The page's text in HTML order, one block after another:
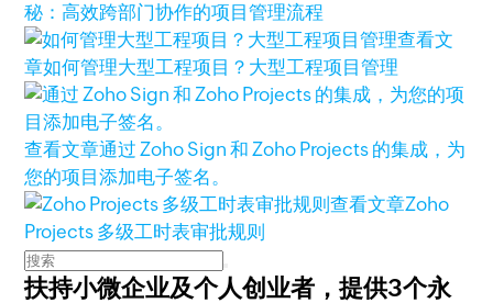
秘：高效跨部门协作的项目管理流程
查看文
章如何管理大型工程项目？大型工程项目管理
查看文章通过 Zoho Sign 和 Zoho Projects 的集成，为
您的项目添加电子签名。
查看文章Zoho
Projects 多级工时表审批规则
扶持小微企业及个人创业者，提供3个永